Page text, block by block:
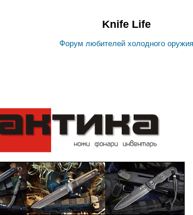
Knife Life
Форум любителей холодного оружия